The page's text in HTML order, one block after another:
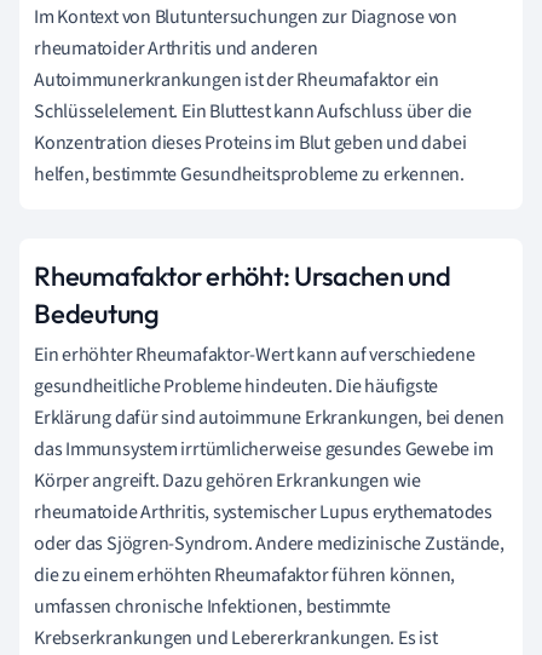
Im Kontext von Blutuntersuchungen zur Diagnose von
rheumatoider Arthritis und anderen
Autoimmunerkrankungen ist der Rheumafaktor ein
Schlüsselelement. Ein Bluttest kann Aufschluss über die
Konzentration dieses Proteins im Blut geben und dabei
helfen, bestimmte Gesundheitsprobleme zu erkennen.
Rheumafaktor erhöht: Ursachen und
Bedeutung
Ein erhöhter Rheumafaktor-Wert kann auf verschiedene
gesundheitliche Probleme hindeuten. Die häufigste
Erklärung dafür sind autoimmune Erkrankungen, bei denen
das Immunsystem irrtümlicherweise gesundes Gewebe im
Körper angreift. Dazu gehören Erkrankungen wie
rheumatoide Arthritis, systemischer Lupus erythematodes
oder das Sjögren-Syndrom. Andere medizinische Zustände,
die zu einem erhöhten Rheumafaktor führen können,
umfassen chronische Infektionen, bestimmte
Krebserkrankungen und Lebererkrankungen. Es ist